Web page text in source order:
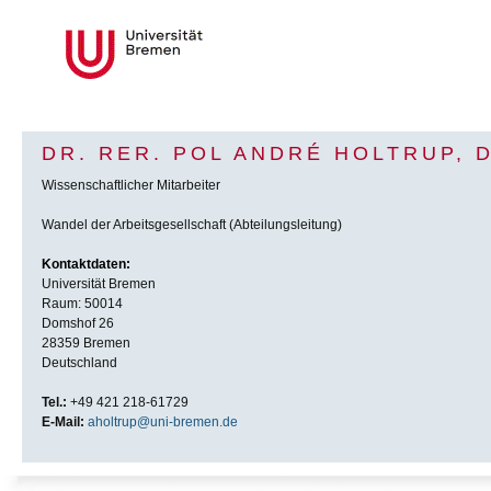
DR. RER. POL ANDRÉ HOLTRUP,
Wissenschaftlicher Mitarbeiter
Wandel der Arbeitsgesellschaft (Abteilungsleitung)
Kontaktdaten:
Universität Bremen
Raum: 50014
Domshof 26
28359 Bremen
Deutschland
Tel.: +49 421 218-61729
E-Mail: aholtrup@uni-bremen.de